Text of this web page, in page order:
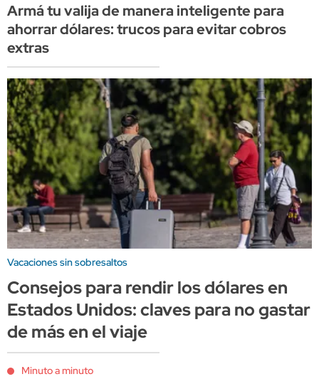
Armá tu valija de manera inteligente para
ahorrar dólares: trucos para evitar cobros
extras
Vacaciones sin sobresaltos
Consejos para rendir los dólares en
Estados Unidos: claves para no gastar
de más en el viaje
Minuto a minuto